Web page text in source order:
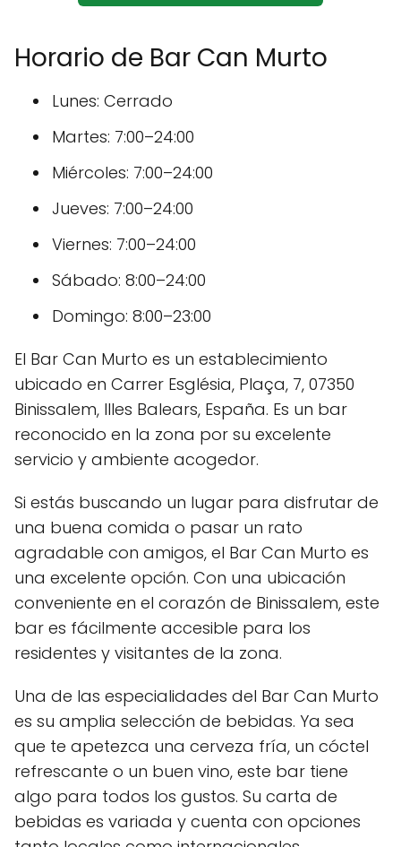
Horario de Bar Can Murto
Lunes: Cerrado
Martes: 7:00–24:00
Miércoles: 7:00–24:00
Jueves: 7:00–24:00
Viernes: 7:00–24:00
Sábado: 8:00–24:00
Domingo: 8:00–23:00
El Bar Can Murto es un establecimiento
ubicado en Carrer Església, Plaça, 7, 07350
Binissalem, Illes Balears, España. Es un bar
reconocido en la zona por su excelente
servicio y ambiente acogedor.
Si estás buscando un lugar para disfrutar de
una buena comida o pasar un rato
agradable con amigos, el Bar Can Murto es
una excelente opción. Con una ubicación
conveniente en el corazón de Binissalem, este
bar es fácilmente accesible para los
residentes y visitantes de la zona.
Una de las especialidades del Bar Can Murto
es su amplia selección de bebidas. Ya sea
que te apetezca una cerveza fría, un cóctel
refrescante o un buen vino, este bar tiene
algo para todos los gustos. Su carta de
bebidas es variada y cuenta con opciones